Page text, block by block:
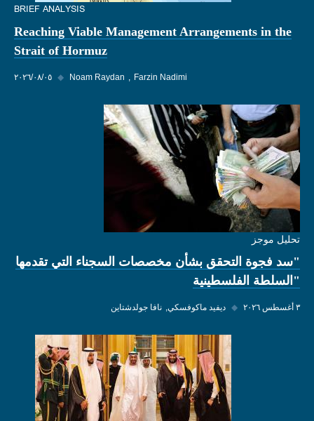
BRIEF ANALYSIS
Reaching Viable Management Arrangements in the
Strait of Hormuz
٠٥‏/٠٨‏/٢٠٢٦ ◆ Noam Raydan Farzin Nadimi
تحليل موجز
"سد فجوة التحقق بشأن مخصصات السجناء التي تقدمها
"السلطة الفلسطينية
٣ أغسطس ٢٠٢٦ ◆ ديفيد ماكوفسكي نافا جولدشتاين